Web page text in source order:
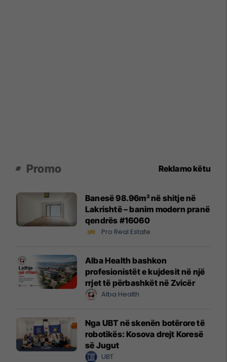
Promo Reklamo këtu
Banesë 98.96m² në shitje në
Lakrishtë – banim modern pranë
qendrës #16060
Pro Real Estate
Alba Health bashkon
profesionistët e kujdesit në një
rrjet të përbashkët në Zvicër
Alba Health
Nga UBT në skenën botërore të
robotikës: Kosova drejt Koresë
së Jugut
UBT